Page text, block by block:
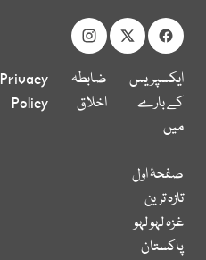
ایکسپریس
کے بارے
میں
ضابطہ
اخلاق
Privacy
Policy
صفحۂ اول
تازہ ترین
غزہ لہو لہو
پاکستان